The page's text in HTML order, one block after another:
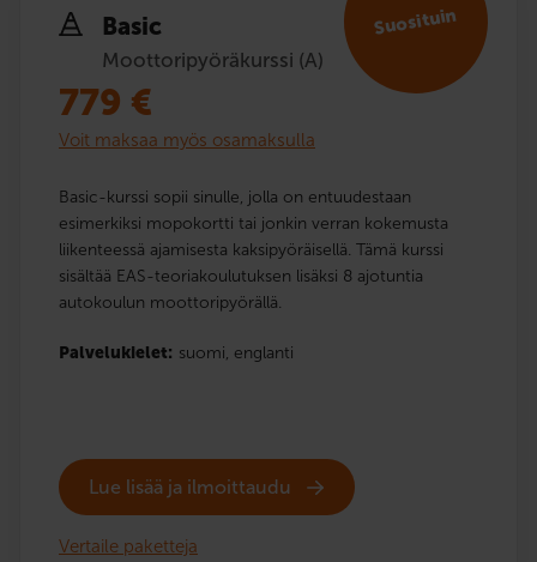
Basic
Moottoripyöräkurssi (A)
Suosituin
779 €
Voit maksaa myös osamaksulla
Basic-kurssi sopii sinulle, jolla on entuudestaan
esimerkiksi mopokortti tai jonkin verran kokemusta
liikenteessä ajamisesta kaksipyöräisellä. Tämä kurssi
sisältää EAS-teoriakoulutuksen lisäksi 8 ajotuntia
autokoulun moottoripyörällä.
Palvelukielet: suomi, englanti
Lue lisää ja ilmoittaudu
Vertaile paketteja